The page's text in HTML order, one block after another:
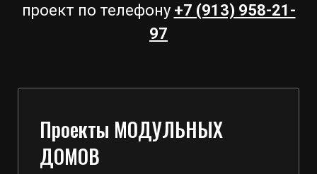
проект по телефону +7 (913) 958-21-
97
Проекты МОДУЛЬНЫХ
ДОМОВ